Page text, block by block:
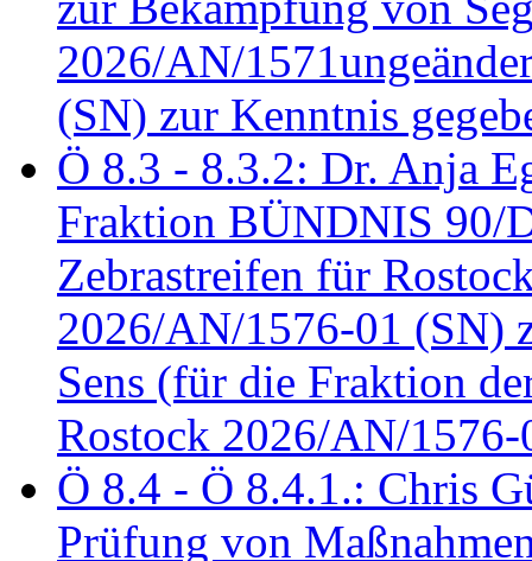
2026/AN/
(SN) zur Kenntnis
Ö 8.3 - 8.3.2: Dr. Anja
Fraktion BÜNDNIS 90/
Zebrastreifen für
2026/AN/1576-01 (SN)
Sens (für die Fraktion
Rostock 2026/AN/1576-
Ö 8.4 - Ö 8.4.1.: Chris
Prüfung von